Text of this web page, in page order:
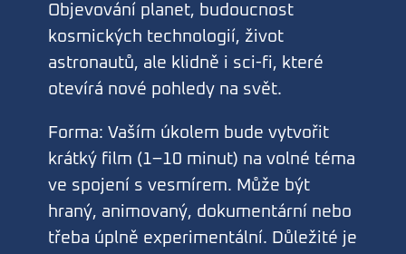
Objevování planet, budoucnost
kosmických technologií, život
astronautů, ale klidně i sci-fi, které
otevírá nové pohledy na svět.
Forma: Vaším úkolem bude vytvořit
krátký film (1–10 minut) na volné téma
ve spojení s vesmírem. Může být
hraný, animovaný, dokumentární nebo
třeba úplně experimentální. Důležité je